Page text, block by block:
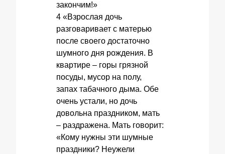
закончим!»
4 «Взрослая дочь
разговаривает с матерью
после своего достаточно
шумного дня рождения. В
квартире – горы грязной
посуды, мусор на полу,
запах табачного дыма. Обе
очень устали, но дочь
довольна праздником, мать
– раздражена. Мать говорит:
«Кому нужны эти шумные
праздники? Неужели